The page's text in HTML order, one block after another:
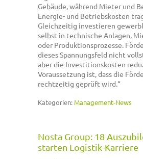
Gebäude, während Mieter und
Energie- und Betriebskosten
Gleichzeitig investieren
selbst in technische Anlagen,
oder Produktionsprozesse.
dieses Spannungsfeld nicht
aber die Investitionskosten
Voraussetzung ist, dass die
rechtzeitig geprüft wird.“
Kategorien: Management-News
Nosta Group: 18
starten Logistik-Karriere